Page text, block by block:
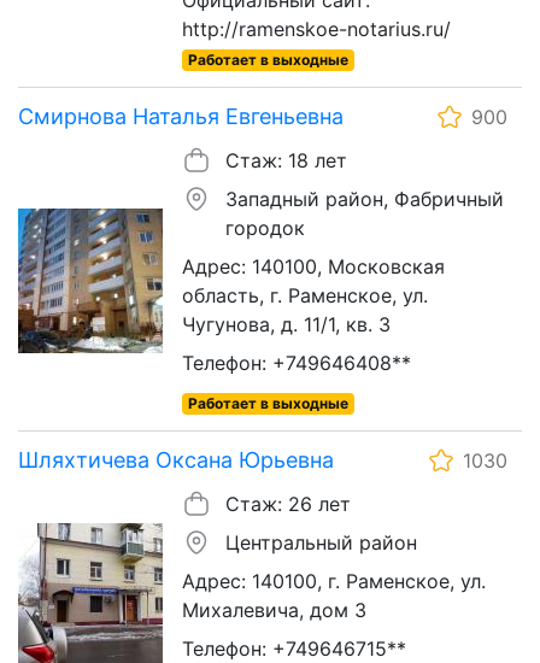
http://ramenskoe-notarius.ru/
Работает в выходные
Смирнова Наталья Евгеньевна
900
Стаж: 18 лет
Западный район, Фабричный
городок
Адрес: 140100, Московская
область, г. Раменское, ул.
Чугунова, д. 11/1, кв. 3
Телефон: +749646408**
Работает в выходные
Шляхтичева Оксана Юрьевна
1030
Стаж: 26 лет
Центральный район
Адрес: 140100, г. Раменское, ул.
Михалевича, дом 3
Телефон: +749646715**